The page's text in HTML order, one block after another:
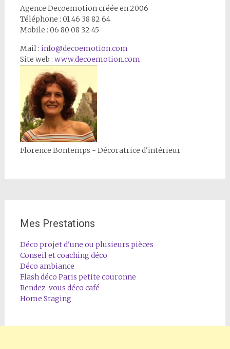
Agence Decoemotion créée en 2006
Téléphone : 01 46 38 82 64
Mobile : 06 80 08 32 45
Mail : info@decoemotion.com
Site web : www.decoemotion.com
Florence Bontemps - Décoratrice d'intérieur
Mes Prestations
Déco projet d'une ou plusieurs pièces
Conseil et coaching déco
Déco ambiance
Flash déco Paris petite couronne
Rendez-vous déco café
Home Staging